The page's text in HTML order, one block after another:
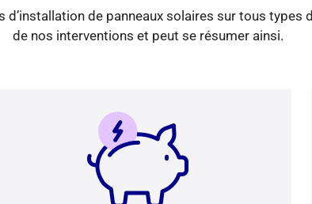
de panneaux solaires sur tous
de nos interventions et peut se résumer ainsi.